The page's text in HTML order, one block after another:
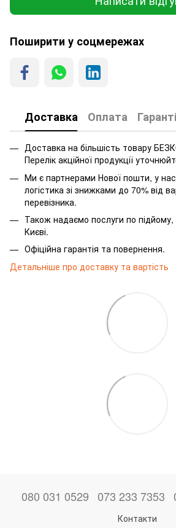
Поширити у соцмережах
Доставка Оплата
Доставка на більшість товару
Перелік акційної продукції
Ми є партнерами Нової пошти, у
логістика зі знижками до 70% від
перевізника.
Також надаємо послуги по підйому,
Києві.
Офіційна гарантія та повернення.
Детальніше про доставку та вартість
080 031 0529 073 233 7353
Контакти